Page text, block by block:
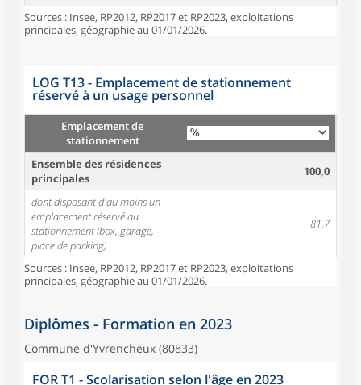
Sources : Insee, RP2012, RP2017 et RP2023, exploitations
principales, géographie au 01/01/2026.
LOG T13 - Emplacement de stationnement
réservé à un usage personnel
Emplacement de
stationnement
Ensemble des résidences
principales
100,0
dont disposant d'au moins un
emplacement réservé au
stationnement (box, garage,
place de parking)
81,7
Sources : Insee, RP2012, RP2017 et RP2023, exploitations
principales, géographie au 01/01/2026.
Diplômes - Formation en 2023
Commune d'Yvrencheux (80833)
FOR T1 - Scolarisation selon l'âge en 2023